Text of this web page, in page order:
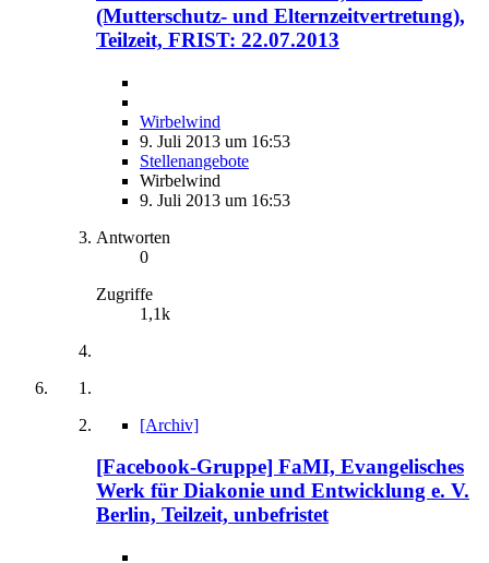
(Mutterschutz- und Elternzeitvertretung),
Teilzeit, FRIST: 22.07.2013
Wirbelwind
9. Juli 2013 um 16:53
Stellenangebote
Wirbelwind
9. Juli 2013 um 16:53
Antworten
0
Zugriffe
1,1k
[Archiv]
[Facebook-Gruppe] FaMI, Evangelisches
Werk für Diakonie und Entwicklung e. V.
Berlin, Teilzeit, unbefristet